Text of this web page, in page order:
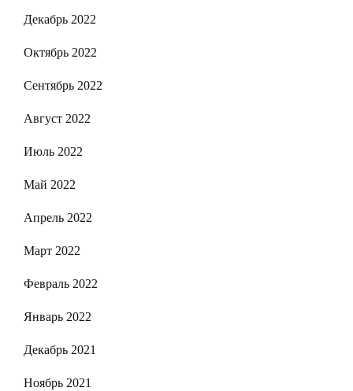
Декабрь 2022
Октябрь 2022
Сентябрь 2022
Август 2022
Июль 2022
Май 2022
Апрель 2022
Март 2022
Февраль 2022
Январь 2022
Декабрь 2021
Ноябрь 2021